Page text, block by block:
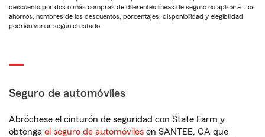
descuento por dos o más compras de diferentes líneas de seguro no aplicará. Los
ahorros, nombres de los descuentos, porcentajes, disponibilidad y elegibilidad
podrían variar según el estado.
Seguro de automóviles
Abróchese el cinturón de seguridad con State Farm y
obtenga el seguro de automóviles en SANTEE, CA que